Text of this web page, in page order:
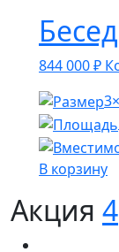
844 000₽
В корзину
Акция 4